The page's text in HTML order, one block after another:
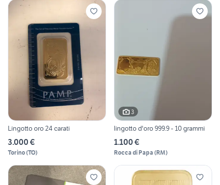
Lingotto oro 24 carati
3.000 €
Torino(TO)
3
lingotto d'oro 999.9 - 10 grammi
1.100 €
Rocca di Papa (RM)